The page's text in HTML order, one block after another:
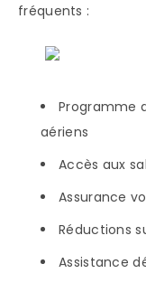
fréquents :
Programme
aériens
Accès aux
Assurance
Réductions
Assistance